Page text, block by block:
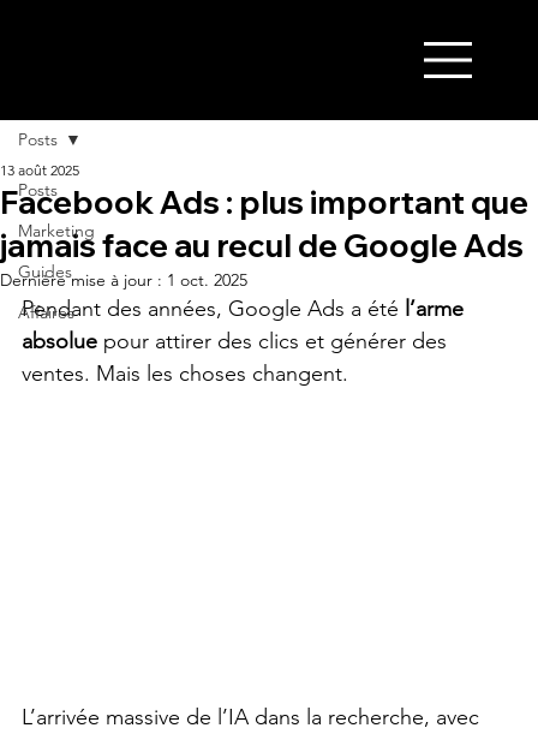
Posts
Marketing
Guides
Affaires
Posts
Facebook Ads : plus important que
jamais face au recul de Google Ads
13 août 2025
Dernière mise à jour : 1 oct. 2025
Pendant des années, Google Ads a été l’arme
absolue pour attirer des clics et générer des
ventes. Mais les choses changent.
L’arrivée massive de l’IA dans la recherche, avec